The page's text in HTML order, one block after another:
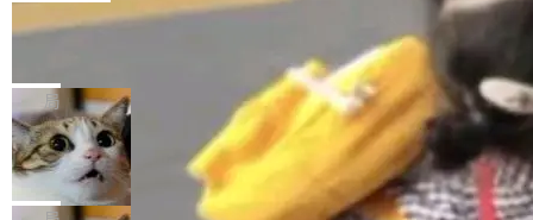
由中关村智联软件服务业质量创新联盟主办，以
“智构可信·质创未来——AI原生时代的质量新范
式”为主题，直面AI从实验室走向规模化产业落地
的核心质量命题。会上，《2026智能研发生产力
工具选型手册》发布，Testin云测的Testin XAge
nt智能测试系统入选AI测试领域代表产品。对CI
O而言，这提示了一个转变：AI测试正在从效率
工具升级为企业的质量基础设施。 CIO面对的新
让非法状态不可表示：一篇关于 ADT
有一种东西，一旦用过就回不去了。Alex Fedos
eev 管它叫"软件设计的基石"。 他说的东西不新
鲜——代数数据类型（ADT），尤其是和类型
（sum type）。但他说清楚了一件事：这不是类
型系统的学术体操，是日常编码的思维方式。 文
章从一个简单的例子切入。一个网站的深色主题
局
Cloudflare 开源内部企业 AI 平台 Clou
dflare OS
Cloudflare 发布了一个开源项目 Cloudflare O
S。如果你只看官方博客，你会觉得这是又一